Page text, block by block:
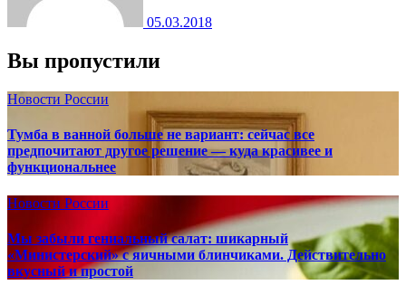
05.03.2018
Вы пропустили
Новости России
Тумба в ванной больше не вариант: сейчас все
предпочитают другое решение — куда красивее и
функциональнее
Новости России
Мы забыли гениальный салат: шикарный
«Министерский» с яичными блинчиками. Действительно
вкусный и простой